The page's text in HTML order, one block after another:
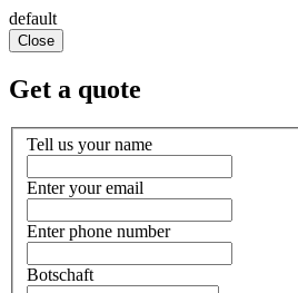
default
Close
Get a quote
Tell us your name
Enter your email
Enter phone number
Botschaft